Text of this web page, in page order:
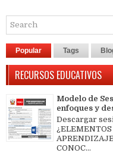
Popular Tags
RECURSOS EDUCATIVOS
Modelo de
enfoques y
Descargar
CONOC...